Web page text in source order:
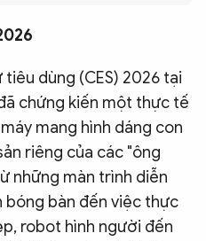
Podcast
Ảnh
nghệ Công an
dùng (CES) 2026 tại
chứng kiến một thực tế
mang hình dáng con
riêng của các "ông
những màn trình diễn
bóng bàn đến việc thực
robot hình người đến